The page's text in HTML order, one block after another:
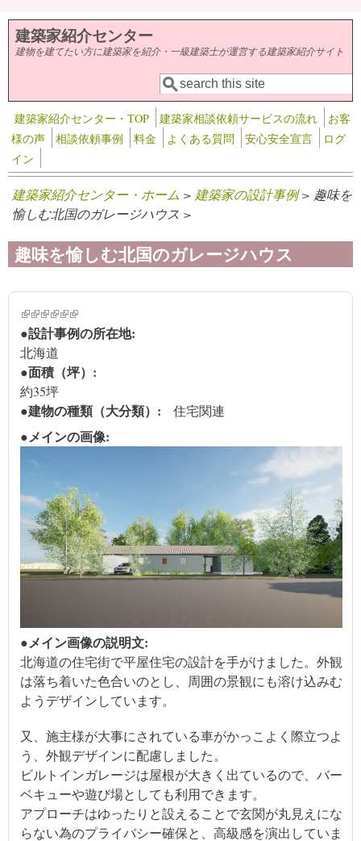
メインコンテンツに移動
建築家紹介センター
建物を建てたい方に建築家を紹介・一級建築士が運営する建築家紹介サイト
検索フォーム
検索
建築家紹介センター・TOP 建築家相談依頼サービスの流れ
お客
様の声
相談依頼事例 料金 よくある質問 安心安全宣言
ログ
イン
建築家紹介センター・ホーム > 建築家の設計事例> 趣味を
愉しむ北国のガレージハウス >
趣味を愉しむ北国のガレージハウス
(link is external)
(link is external)
(link is external)
(link is external)
(link is external)
(link is external)
●設計事例の所在地:
北海道
●面積（坪）:
約35坪
●建物の種類（大分類）: 住宅関連
●メインの画像:
●メイン画像の説明文:
北海道の住宅街で平屋住宅の設計を手がけました。外観
は落ち着いた色合いのとし、周囲の景観にも溶け込みむ
ようデザインしています。
又、施主様が大事にされている車がかっこよく際立つよ
う、外観デザインに配慮しました。
ビルトインガレージは屋根が大きく出ているので、バー
ベキューや遊び場としても利用できます。
アプローチはゆったりと設えることで玄関が丸見えにな
らない為のプライバシー確保と、高級感を演出していま